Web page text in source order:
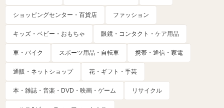
ショッピングセンター・百貨店 ファッション
キッズ・ベビー・おもちゃ 眼鏡・コンタクト・ケア用品
車・バイク スポーツ用品・自転車 携帯・通信・家電
通販・ネットショップ 花・ギフト・手芸
本・雑誌・音楽・DVD・映画・ゲーム リサイクル